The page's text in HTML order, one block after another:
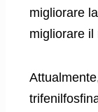
migliorare
migliorare il